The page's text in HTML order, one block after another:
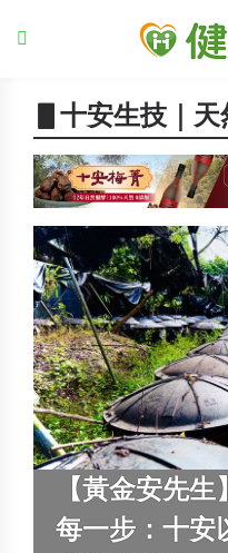
▋十安生技｜
【黃金安先
每一步：十